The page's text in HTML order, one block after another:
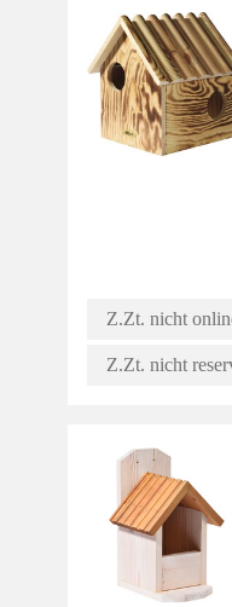
Z.Zt. nicht
Z.Zt. nicht